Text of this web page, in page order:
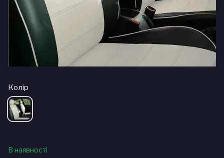
Колір
В наявності